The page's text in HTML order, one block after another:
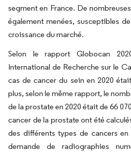
segment en France. De
également menées, susceptibles
croissance du marché.
Selon le rapport Globocan
International de Recherche sur le
cas de cancer du sein en 2020
plus, selon le même rapport, le
de la prostate en 2020 était de 66
cancer de la prostate ont été
des différents types de cancers
demande de radiographies